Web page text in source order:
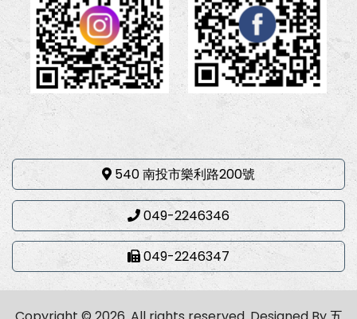
540 南投市樂利路200號
049-2246346
049-2246347